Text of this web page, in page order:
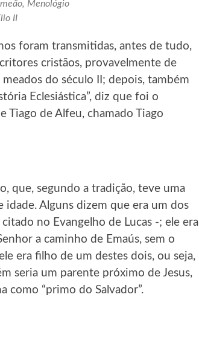
Menológio
II
foram transmitidas, antes de tudo,
cristãos, provavelmente de
do século II; depois, também
Eclesiástica”, diz que foi o
Tiago de Alfeu, chamado Tiago
que, segundo a tradição, teve uma
Alguns dizem que era um dos
no Evangelho de Lucas -; ele era
a caminho de Emaús, sem o
era filho de um destes dois, ou seja,
seria um parente próximo de Jesus,
como “primo do Salvador”.